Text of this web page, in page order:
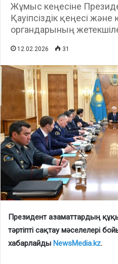
Жұмыс кеңесіне
Қауіпсіздік қеңесі
органдарының
12.02.2026 31
Президент азаматтардың
тәртіпті сақтау мәселелері
хабарлайды NewsMedia.kz.